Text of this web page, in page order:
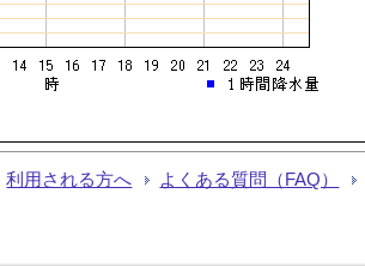
利用される方へ よくある質問（FAQ）